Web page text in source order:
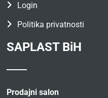
Login
Politika privatnosti
SAPLAST BiH
Prodajni salon